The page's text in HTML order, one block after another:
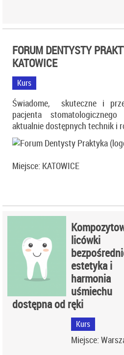
FORUM DENTYSTY
KATOWICE
Kurs
Świadome, skuteczne i
pacjenta
aktualnie dostępnych technik i
Miejsce: KATOWICE
licówki
estetyka i
harmonia
uśmiechu
dostępna od ręki
Kurs
Miejsce: